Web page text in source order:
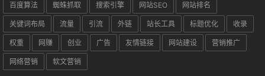
百度算法 蜘蛛抓取 搜索引擎 网站SEO 网站排名
关键词布局 流量 引流 外链 站长工具 标题优化 收录
权重 网赚 创业 广告 友情链接 网站建设 营销推广
网络营销 软文营销